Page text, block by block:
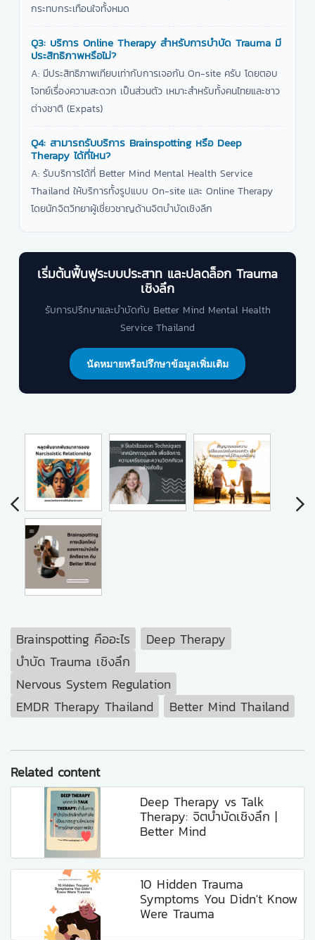
กระทบกระเทือนใจทั้งหมด
Q3: บริการ Online Therapy สำหรับการบำบัด Trauma มี
ประสิทธิภาพหรือไม่?
A: มีประสิทธิภาพเทียบเท่ากับการเจอกัน On-site ครับ โดยตอบ
โจทย์เรื่องความสะดวก เป็นส่วนตัว เหมาะสำหรับทั้งคนไทยและชาว
ต่างชาติ (Expats)
Q4: สามารถรับบริการ Brainspotting หรือ Deep
Therapy ได้ที่ไหน?
A: รับบริการได้ที่ Better Mind Mental Health Service
Thailand ให้บริการทั้งรูปแบบ On-site และ Online Therapy
โดยนักจิตวิทยาผู้เชี่ยวชาญด้านจิตบำบัดเชิงลึก
เริ่มต้นฟื้นฟูระบบประสาท และปลดล็อก Trauma
เชิงลึก
รับการปรึกษาและบำบัดกับ Better Mind Mental Health
Service Thailand
นัดหมายหรือปรึกษาข้อมูลเพิ่มเติม
Brainspotting คืออะไร
Deep Therapy
บำบัด Trauma เชิงลึก
Nervous System Regulation
EMDR Therapy Thailand
Better Mind Thailand
Related content
Deep Therapy vs Talk
Therapy: จิตบำบัดเชิงลึก |
Better Mind
10 Hidden Trauma
Symptoms You Didn't Know
Were Trauma